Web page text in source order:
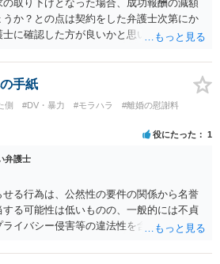
取り下げとなった場合、成功報酬の減額
か？との点は契約をした弁護士次第にか
に確認した方が良いかと思います。ご参
手紙
側 #DV・暴力 #モラハラ
#離婚の慰謝料
役にたった 1
弁護士
る行為は、公然性の要件の関係から名誉
る可能性は低いものの、一般的には不貞
イバシー侵害等の違法性を含む行為で
ないことが一般的かと思います。